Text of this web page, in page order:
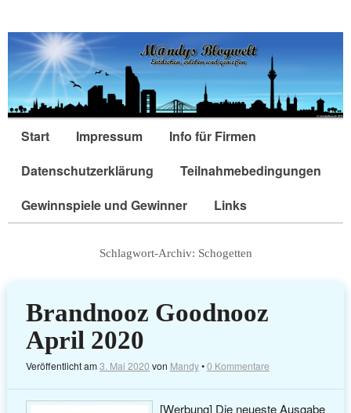
Start Impressum
Info für Firmen
Datenschutzerklärung
Teilnahmebedingungen
Gewinnspiele und Gewinner
Links
Schlagwort-Archiv: Schogetten
Brandnooz Goodnooz
April 2020
Veröffentlicht am3. Mai 2020 von Mandy•0 Kommentare
[Werbung] Die neueste Ausgabe